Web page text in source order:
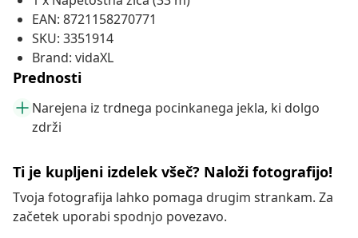
EAN: 8721158270771
SKU: 3351914
Brand: vidaXL
Prednosti
Narejena iz trdnega pocinkanega jekla, ki dolgo
zdrži
Ti je kupljeni izdelek všeč? Naloži fotografijo!
Tvoja fotografija lahko pomaga drugim strankam. Za
začetek uporabi spodnjo povezavo.